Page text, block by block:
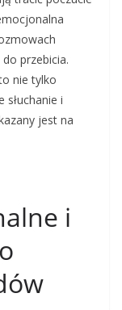
przebicia.
nie tylko
i
jest na
i